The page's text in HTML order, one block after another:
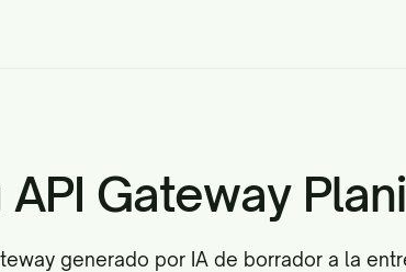
Gateway
generado por IA de borrador a la